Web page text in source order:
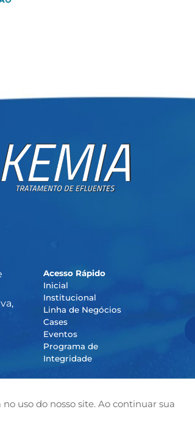
uso do nosso site. Ao continuar sua
Acesso Rápido
Inicial
Institucional
Linha de Negócios
Cases
Eventos
Programa de
Integridade